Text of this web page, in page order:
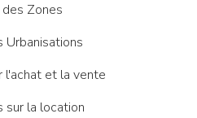
des Zones
Urbanisations
l'achat et la vente
sur la location